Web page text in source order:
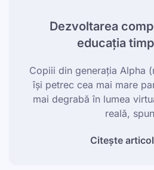
Dezvoltarea
educația
Copiii din generația Alpha
își petrec cea mai mare
mai degrabă în lumea
reală,
Citește